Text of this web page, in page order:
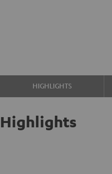
HIGHLIGHTS
Highlights